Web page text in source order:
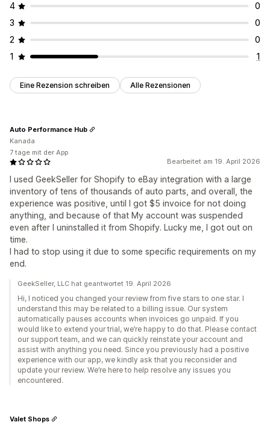
4
0
3
0
2
0
1
1
Eine Rezension schreiben Alle Rezensionen
Bearbeitet am 19. April 2026
I used GeekSeller for Shopify to eBay integration with a large
inventory of tens of thousands of auto parts, and overall, the
experience was positive, until I got $5 invoice for not doing
anything, and because of that My account was suspended
even after I uninstalled it from Shopify. Lucky me, I got out on
time.
I had to stop using it due to some specific requirements on my
end.
Auto Performance Hub
Kanada
7 tage mit der App
GeekSeller, LLC hat geantwortet 19. April 2026
Hi, I noticed you changed your review from five stars to one star. I
understand this may be related to a billing issue. Our system
automatically pauses accounts when invoices go unpaid. If you
would like to extend your trial, we’re happy to do that. Please contact
our support team, and we can quickly reinstate your account and
assist with anything you need. Since you previously had a positive
experience with our app, we kindly ask that you reconsider and
update your review. We’re here to help resolve any issues you
encountered.
Valet Shops